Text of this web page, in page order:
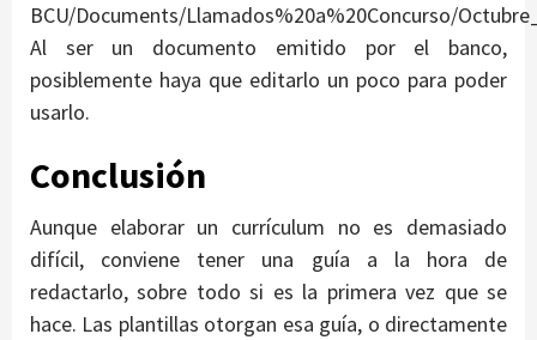
BCU/Documents/Llamados%20a%20Concurso/
Al ser un documento emitido por el banco,
posiblemente haya que editarlo un poco para poder
usarlo.
Conclusión
Aunque elaborar un currículum no es demasiado
difícil, conviene tener una guía a la hora de
redactarlo, sobre todo si es la primera vez que se
hace. Las plantillas otorgan esa guía, o directamente